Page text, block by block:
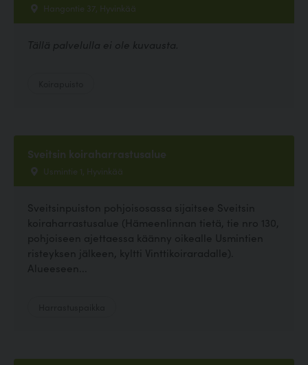
Hangontie 37, Hyvinkää
Tällä palvelulla ei ole kuvausta.
Sveitsin koiraharrastusalue
Usmintie 1, Hyvinkää
Sveitsinpuiston pohjoisosassa sijaitsee Sveitsin
koiraharrastusalue (Hämeenlinnan tietä, tie nro 130,
pohjoiseen ajettaessa käänny oikealle Usmintien
risteyksen jälkeen, kyltti Vinttikoiraradalle).
Alueeseen...